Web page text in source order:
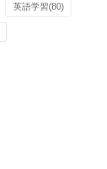
英語学習(80)